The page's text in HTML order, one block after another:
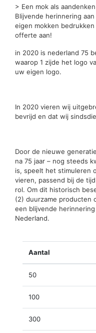
> Een mok als
Blijvende herinnering
eigen mokken
offerte aan!
in 2020 is nederland 75
waarop 1 zijde het logo
uw eigen logo.
In 2020 vieren wij
bevrijd en dat wij
Door de nieuwe
na 75 jaar – nog steeds
is, speelt het stimuleren
vieren, passend bij de
rol. Om dit historisch
(2) duurzame producten
een blijvende
Nederland.
Aantal
50
100
300